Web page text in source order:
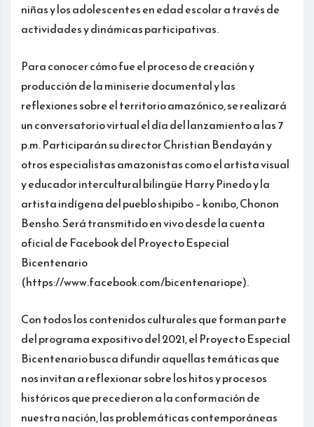
niñas y los adolescentes en edad escolar a través de
actividades y dinámicas participativas.
Para conocer cómo fue el proceso de creación y
producción de la miniserie documental y las
reflexiones sobre el territorio amazónico, se realizará
un conversatorio virtual el día del lanzamiento a las 7
p.m. Participarán su director Christian Bendayán y
otros especialistas amazonistas como el artista visual
y educador intercultural bilingüe Harry Pinedo y la
artista indígena del pueblo shipibo – konibo, Chonon
Bensho. Será transmitido en vivo desde la cuenta
oficial de Facebook del Proyecto Especial
Bicentenario
(https://www.facebook.com/bicentenariope).
Con todos los contenidos culturales que forman parte
del programa expositivo del 2021, el Proyecto Especial
Bicentenario busca difundir aquellas temáticas que
nos invitan a reflexionar sobre los hitos y procesos
históricos que precedieron a la conformación de
nuestra nación, las problemáticas contemporáneas